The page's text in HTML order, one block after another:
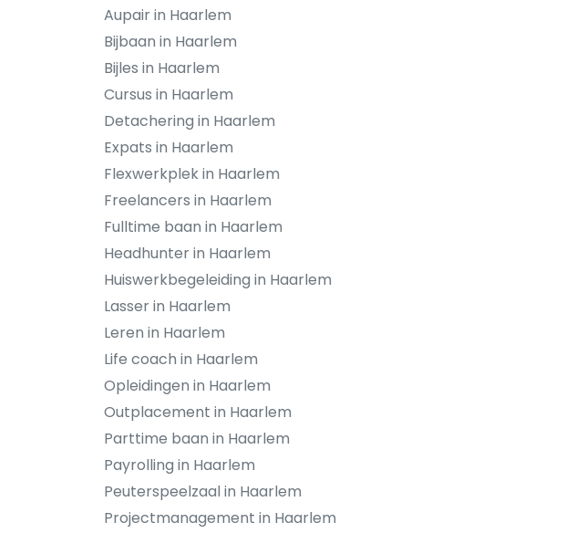
Aupair in Haarlem
Bijbaan in Haarlem
Bijles in Haarlem
Cursus in Haarlem
Detachering in Haarlem
Expats in Haarlem
Flexwerkplek in Haarlem
Freelancers in Haarlem
Fulltime baan in Haarlem
Headhunter in Haarlem
Huiswerkbegeleiding in Haarlem
Lasser in Haarlem
Leren in Haarlem
Life coach in Haarlem
Opleidingen in Haarlem
Outplacement in Haarlem
Parttime baan in Haarlem
Payrolling in Haarlem
Peuterspeelzaal in Haarlem
Projectmanagement in Haarlem